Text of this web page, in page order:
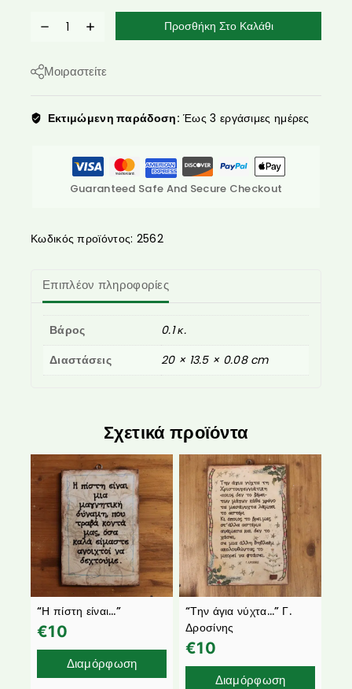
Προσθήκη Στο Καλάθι
Μοιραστείτε
Εκτιμώμενη παράδοση: Έως 3 εργάσιμες ημέρες
Guaranteed Safe And Secure Checkout
Κωδικός προϊόντος: 2562
Επιπλέον πληροφορίες
Βάρος
0.1 κ.
Διαστάσεις
20 × 13.5 × 0.08 cm
Σχετικά προϊόντα
“Η πίστη είναι…”
€10
Διαμόρφωση
“Την άγια νύχτα…” Γ.
Δροσίνης
€10
Διαμόρφωση